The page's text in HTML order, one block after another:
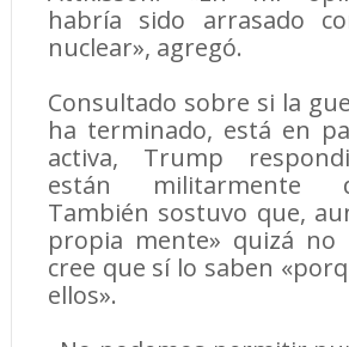
habría sido arrasado
nuclear», agregó.
Consultado sobre si la
ha terminado, está en
activa, Trump
están militarmente
También sostuvo que,
propia mente» quizá no
cree que sí lo saben
ellos».